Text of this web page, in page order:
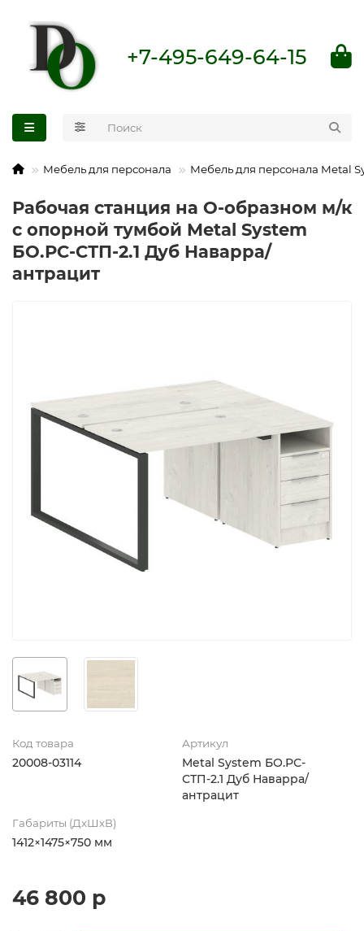
+7-495-649-64-15
Мебель для персонала Мебель для персонала Metal
Рабочая станция на О-образном м/к
с опорной тумбой Metal System
БО.РС-СТП-2.1 Дуб Наварра/
антрацит
Код товара
20008-03114
Артикул
Metal System БО.РС-
СТП-2.1 Дуб Наварра/
антрацит
Габариты (ДхШхВ)
1412×1475×750 мм
46 800 р